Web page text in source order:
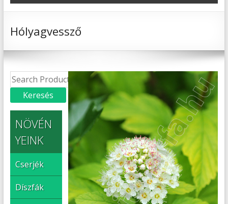
Hólyagvessző
NÖVÉN
YEINK
Cserjék
Díszfák